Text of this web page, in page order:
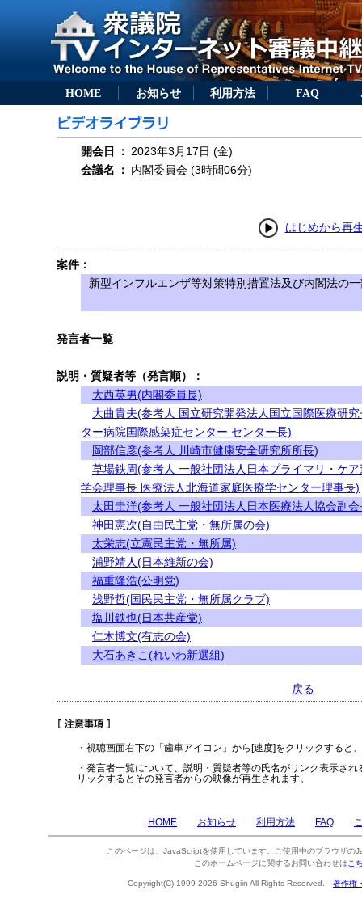
HOME お知らせ 利用方法 FAQ
開会日 ： 2023年3月17日 (金)
会議名
： 内閣委員会 (3時間06分)
はじめから再
案件：
新型インフルエンザ等対策特別措置法及び内閣法の
発言者一覧
説明・質疑者等（発言順）：
大西英男(内閣委員長)
大曲貴夫(参考人 国立研究開発法人国立国際医療研究
ター病院国際感染症センター センター長)
岡部信彦(参考人 川崎市健康安全研究所所長)
草場鉄周(参考人 一般社団法人日本プライマリ・ケア
学会理事長 医療法人北海道家庭医療学センター理事長)
太田圭洋(参考人 一般社団法人日本医療法人協会副
神田憲次(自由民主党・無所属の会)
太栄志(立憲民主党・無所属)
浦野靖人(日本維新の会)
福重隆浩(公明党)
浅野哲(国民民主党・無所属クラブ)
塩川鉄也(日本共産党)
仁木博文(有志の会)
大石あきこ(れいわ新選組)
戻る
・視聴画面右下の「歯車アイコン」から[速度]をクリックすると
・発言者一覧について、説明・質疑者等の氏名がリンク表示さ
リックするとその発言者からの映像が再生されます。
HOME お知らせ 利用方法 FAQ
このページは、JavaScriptを使用しています。ご使用中のブラウザの
このホームページに関するお問い合わせは こ
Copyright(C) 1999-2026 Shugiin All Rights Reserved. 著作権